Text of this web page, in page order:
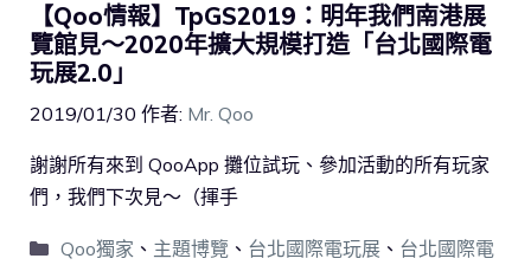
【Qoo情報】TpGS2019：明年我們南港展
覽館見～2020年擴大規模打造「台北國際電
玩展2.0」
2019/01/30 作者: Mr. Qoo
謝謝所有來到 QooApp 攤位試玩、參加活動的所有玩家
們，我們下次見～（揮手
Qoo獨家 、 主題博覽 、 台北國際電玩展、 台北國際電